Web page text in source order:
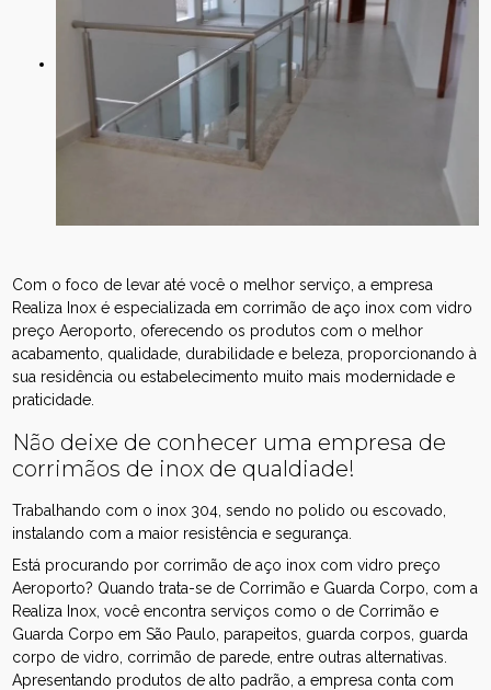
Com o foco de levar até você o melhor serviço, a empresa
Realiza Inox é especializada em corrimão de aço inox com vidro
preço Aeroporto, oferecendo os produtos com o melhor
acabamento, qualidade, durabilidade e beleza, proporcionando à
sua residência ou estabelecimento muito mais modernidade e
praticidade.
Não deixe de conhecer uma empresa de
corrimãos de inox de qualdiade!
Trabalhando com o inox 304, sendo no polido ou escovado,
instalando com a maior resistência e segurança.
Está procurando por corrimão de aço inox com vidro preço
Aeroporto? Quando trata-se de Corrimão e Guarda Corpo, com a
Realiza Inox, você encontra serviços como o de Corrimão e
Guarda Corpo em São Paulo, parapeitos, guarda corpos, guarda
corpo de vidro, corrimão de parede, entre outras alternativas.
Apresentando produtos de alto padrão, a empresa conta com